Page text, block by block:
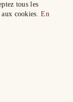
tous les
aux cookies.En